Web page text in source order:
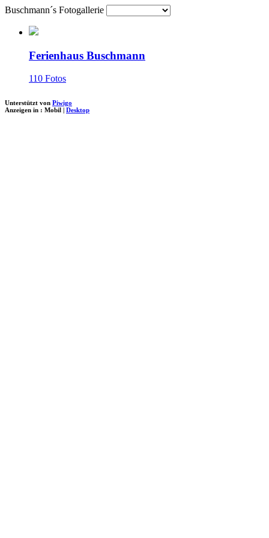
Buschmann´s Fotogallerie
Ferienhaus Buschmann
110 Fotos
Unterstützt von Piwigo
Anzeigen in : Mobil Desktop